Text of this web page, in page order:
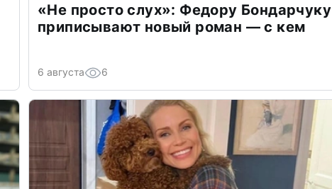
«Не просто слух»: Федору Бондарчуку
приписывают новый роман — с кем
6 августа 6